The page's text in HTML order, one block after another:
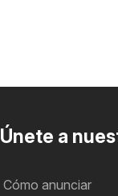
Únete a
Cómo anunciar